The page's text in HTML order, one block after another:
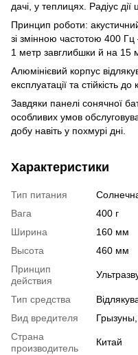
дачі, у теплицях. Радіус
Принцип роботи:
зі змінною частотою 400
1 метр завглибшки й на 15
Алюмінієвий корпус
експлуатації та стійкість до
Завдяки панелі сонячної
особливих умов
добу навіть у похмурі дні.
Характеристики
Тип питания
Вага
400 г
Ширина
160 мм
Высота
460 мм
Принцип
действия
Тип средства
Вид вредителя
Страна
производитель
Китай